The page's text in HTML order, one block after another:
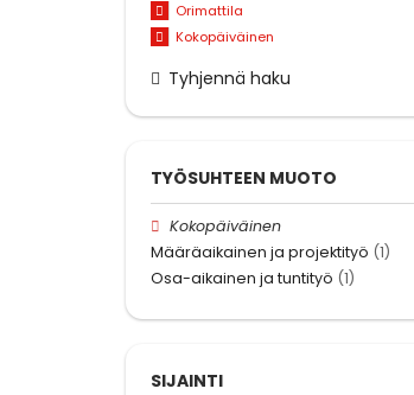
Orimattila
Kokopäiväinen
Tyhjennä haku
TYÖSUHTEEN MUOTO
Kokopäiväinen
Määräaikainen ja projektityö (1)
Osa-aikainen ja tuntityö (1)
SIJAINTI